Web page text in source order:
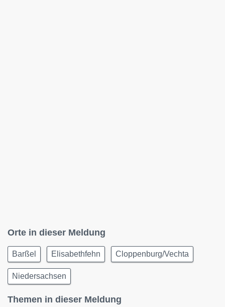
Orte in dieser Meldung
Barßel Elisabethfehn Cloppenburg/Vechta
Niedersachsen
Themen in dieser Meldung